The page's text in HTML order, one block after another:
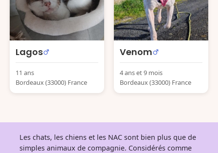
Lagos
11 ans
Bordeaux (33000) France
Venom
4 ans et 9 mois
Bordeaux (33000) France
Les chats, les chiens et les NAC sont bien plus que de
simples animaux de compagnie. Considérés comme